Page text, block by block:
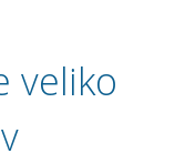
veliko